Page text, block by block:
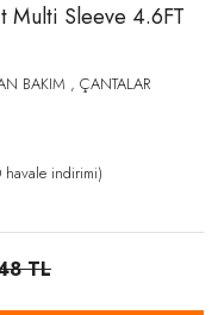
Multi Sleeve 4.6FT
BAKIM ,ÇANTALAR
indirimi)
TL